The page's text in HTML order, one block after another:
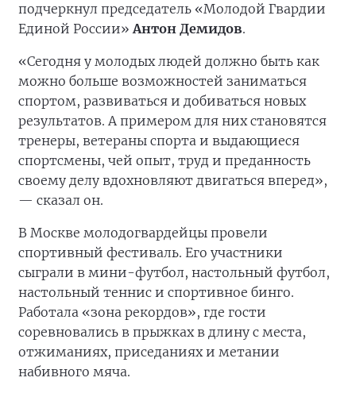
подчеркнул председатель «Молодой Гвардии
Единой России»Антон Демидов.
«Сегодня у молодых людей должно быть как
можно больше возможностей заниматься
спортом, развиваться и добиваться новых
результатов. А примером для них становятся
тренеры, ветераны спорта и выдающиеся
спортсмены, чей опыт, труд и преданность
своему делу вдохновляют двигаться вперед»,
— сказал он.
В Москве молодогвардейцы провели
спортивный фестиваль. Его участники
сыграли в мини-футбол, настольный футбол,
настольный теннис и спортивное бинго.
Работала «зона рекордов», где гости
соревновались в прыжках в длину с места,
отжиманиях, приседаниях и метании
набивного мяча.